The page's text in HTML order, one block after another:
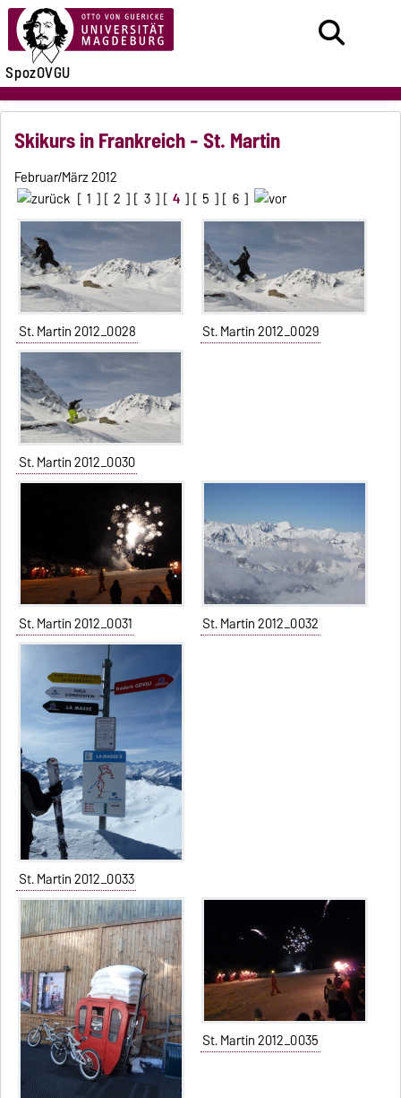
SpozOVGU
Skikurs in Frankreich - St. Martin
Februar/März 2012
[ 1 ] [ 2 ] [ 3 ] [ 4 ] [ 5 ] [ 6 ]
St. Martin 2012_0028 St. Martin 2012_0029
St. Martin 2012_0030
St. Martin 2012_0031 St. Martin 2012_0032
St. Martin 2012_0033
St. Martin 2012_0035